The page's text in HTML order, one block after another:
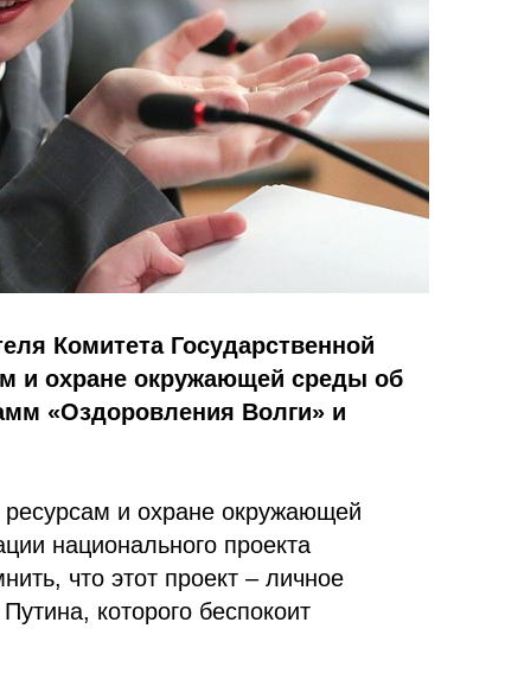
Комитета Государственной
и охране окружающей среды об
«Оздоровления Волги» и
и охране окружающей
национального проекта
что этот проект – личное
которого беспокоит